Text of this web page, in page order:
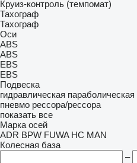
Круиз-контроль (темпомат)
Тахограф
Тахограф
Оси
ABS
ABS
EBS
EBS
Подвеска
гидравлическая параболическая
пневмо рессора/рессора
показать все
Марка осей
ADR BPW FUWA HC MAN
Колесная база
–